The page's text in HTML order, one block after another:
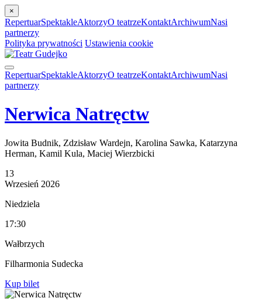
×
RepertuarSpektakleAktorzyO teatrzeKontaktArchiwumNasi
partnerzy
Polityka prywatności Ustawienia cookie
RepertuarSpektakleAktorzyO teatrzeKontaktArchiwumNasi
partnerzy
Nerwica Natręctw
Jowita Budnik, Zdzisław Wardejn, Karolina Sawka, Katarzyna
Herman, Kamil Kula, Maciej Wierzbicki
13
Wrzesień 2026
Niedziela
17:30
Wałbrzych
Filharmonia Sudecka
Kup bilet